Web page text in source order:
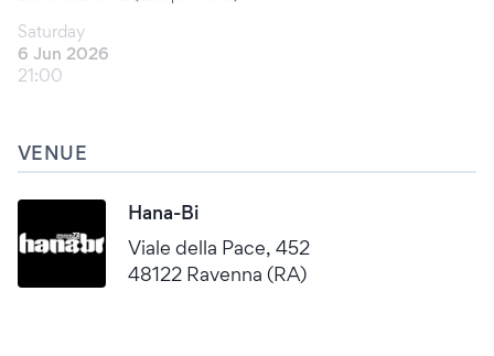
Saturday
6 Jun 2026
21:00
VENUE
Hana-Bi
Viale della Pace, 452
48122 Ravenna (RA)